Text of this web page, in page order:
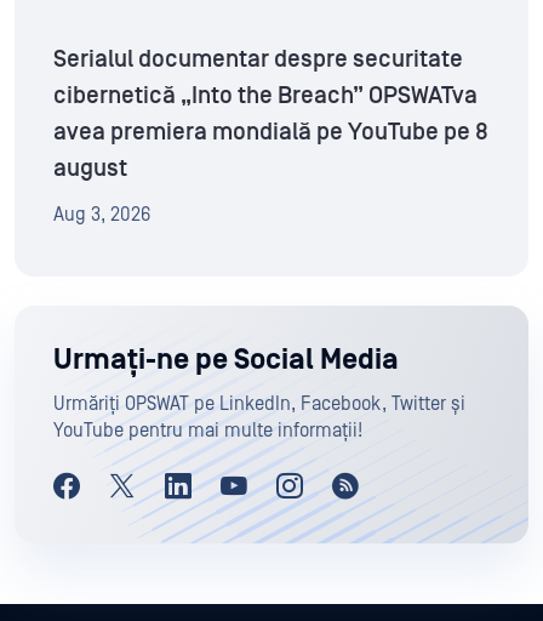
Serialul documentar despre securitate
cibernetică „Into the Breach” OPSWATva
avea premiera mondială pe YouTube pe 8
august
Aug 3, 2026
Urmați-ne pe Social Media
Urmăriți OPSWAT pe LinkedIn, Facebook, Twitter și
YouTube pentru mai multe informații!